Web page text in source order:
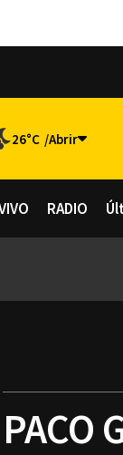
26°C
RADIO
PACO